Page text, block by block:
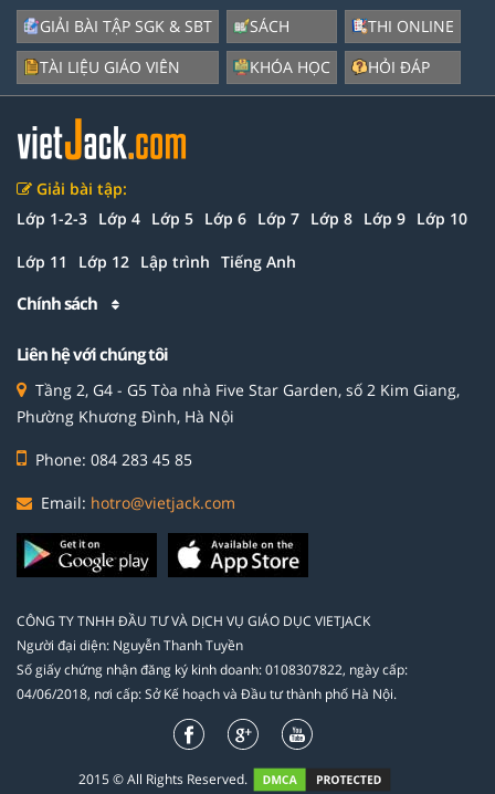
GIẢI BÀI TẬP SGK & SBT
TÀI LIỆU GIÁO VIÊN
SÁCH
KHÓA HỌC
THI ONLINE
HỎI ĐÁP
Giải bài tập:
Lớp 1-2-3 Lớp 4 Lớp 5 Lớp 6 Lớp 7 Lớp 8 Lớp 9 Lớp 10
Lớp 11 Lớp 12 Lập trình Tiếng Anh
Chính sách
Liên hệ với chúng tôi
Tầng 2, G4 - G5 Tòa nhà Five Star Garden, số 2 Kim Giang,
Phường Khương Đình, Hà Nội
Phone: 084 283 45 85
Email: hotro@vietjack.com
CÔNG TY TNHH ĐẦU TƯ VÀ DỊCH VỤ GIÁO DỤC VIETJACK
Người đại diện: Nguyễn Thanh Tuyền
Số giấy chứng nhận đăng ký kinh doanh: 0108307822, ngày cấp:
04/06/2018, nơi cấp: Sở Kế hoạch và Đầu tư thành phố Hà Nội.
2015 © All Rights Reserved.